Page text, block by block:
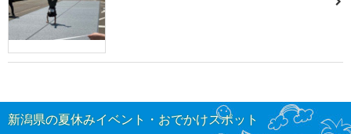
新潟県の夏休みイベント・おでかけスポット